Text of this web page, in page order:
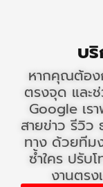
บ
หากคุณต้อง
ตรงจุด และ
Google เร
สายข่าว รีวิว
ทาง ด้วยทีม
ซ้ำใคร ปรับ
งานตรง